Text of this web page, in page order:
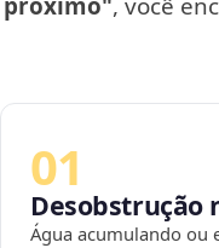
próximo", você
01
Desobstrução
Água acumulando ou